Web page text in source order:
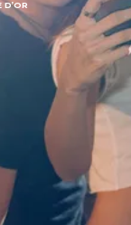
D’OR